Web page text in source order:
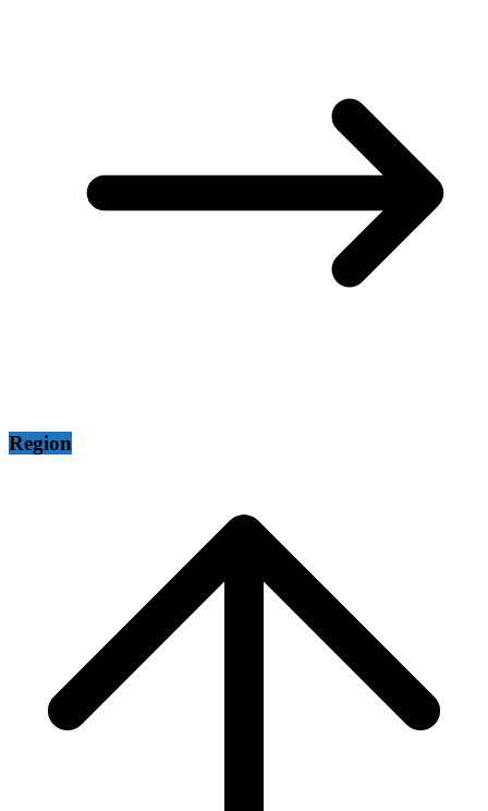
Region